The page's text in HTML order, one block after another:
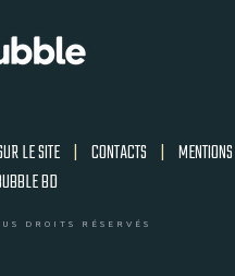
LE SITE | CONTACTS | MENTIONS
BD
DROITS RÉSERVÉS